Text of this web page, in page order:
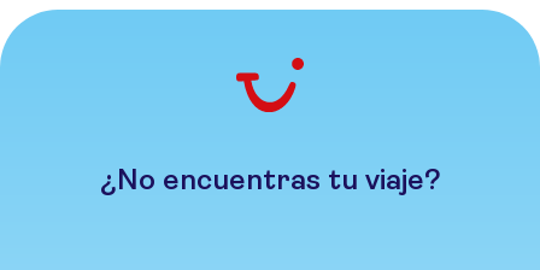
¿No encuentras tu viaje?